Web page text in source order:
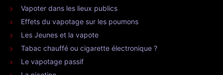
Vapoter dans les lieux publics
Effets du vapotage sur les poumons
Les Jeunes et la vapote
Tabac chauffé ou cigarette électronique ?
Le vapotage passif